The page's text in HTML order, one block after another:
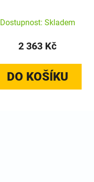
Dostupnost: Skladem
2 363 Kč
DO KOŠÍKU